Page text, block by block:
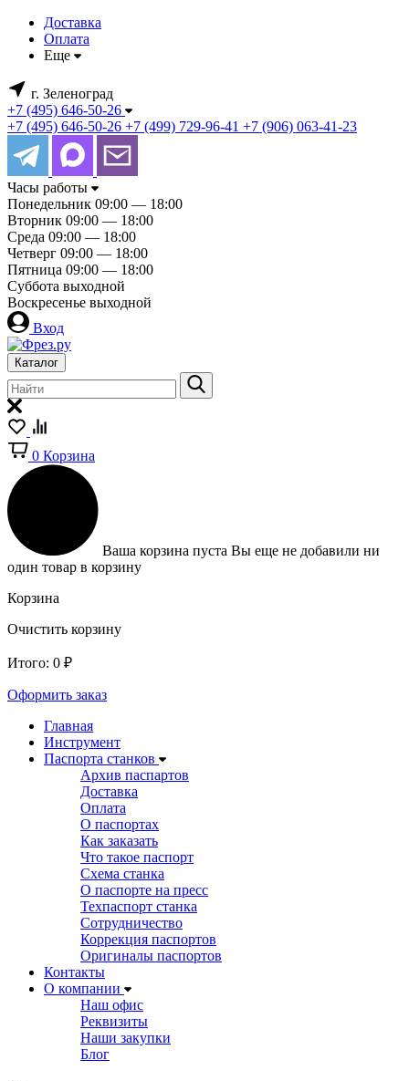
Доставка
Оплата
Еще
г. Зеленоград
+7 (495) 646-50-26
+7 (495) 646-50-26 +7 (499) 729-96-41 +7 (906) 063-41-23
Часы работы
Понедельник 09:00 — 18:00
Вторник 09:00 — 18:00
Среда 09:00 — 18:00
Четверг 09:00 — 18:00
Пятница 09:00 — 18:00
Суббота выходной
Воскресенье выходной
Вход
Каталог
0 Корзина
Ваша корзина пуста Вы еще не добавили ни
один товар в корзину
Корзина
Очистить корзину
Итого: 0 ₽
Оформить заказ
Главная
Инструмент
Паспорта станков
Архив паспартов
Доставка
Оплата
О паспортах
Как заказать
Что такое паспорт
Схема станка
О паспорте на пресс
Техпаспорт станка
Сотрудничество
Коррекция паспортов
Оригиналы паспортов
Контакты
О компании
Наш офис
Реквизиты
Наши закупки
Блог